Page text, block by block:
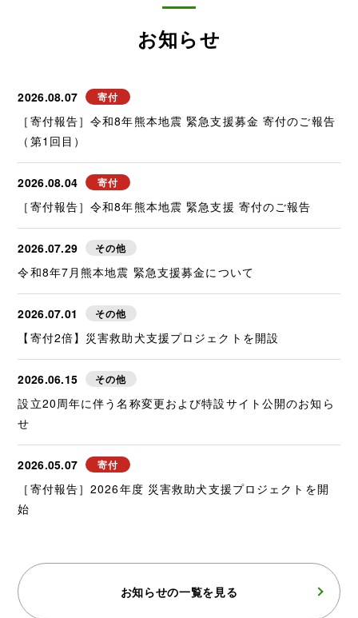
お知らせ
2026.08.07 寄付
［寄付報告］令和8年熊本地震 緊急支援募金 寄付のご報告
（第1回目）
2026.08.04 寄付
［寄付報告］令和8年熊本地震 緊急支援 寄付のご報告
2026.07.29 その他
令和8年7月熊本地震 緊急支援募金について
2026.07.01 その他
【寄付2倍】災害救助犬支援プロジェクトを開設
2026.06.15 その他
設立20周年に伴う名称変更および特設サイト公開のお知ら
せ
2026.05.07 寄付
［寄付報告］2026年度 災害救助犬支援プロジェクトを開
始
お知らせの一覧を見る